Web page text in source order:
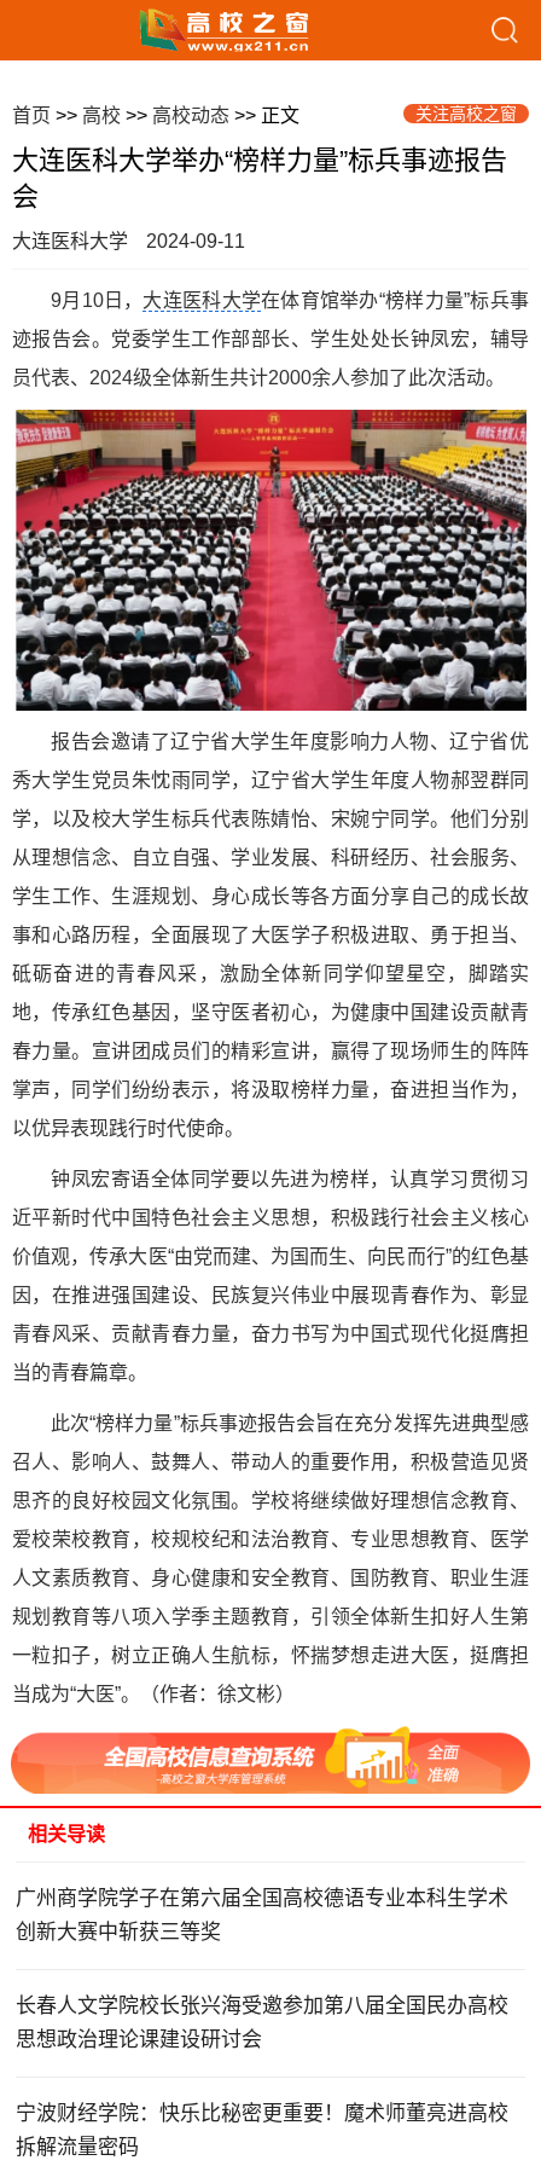
首页 >> 高校 >> 高校动态 >> 正文 关注高校之窗
大连医科大学举办“榜样力量”标兵事迹报告
会
大连医科大学 2024-09-11
9月10日， 大连医科大学在体育馆举办“榜样力量”标兵事
迹报告会。党委学生工作部部长、学生处处长钟凤宏，辅导
员代表、2024级全体新生共计2000余人参加了此次活动。
报告会邀请了辽宁省大学生年度影响力人物、辽宁省优
秀大学生党员朱忱雨同学，辽宁省大学生年度人物郝翌群同
学，以及校大学生标兵代表陈婧怡、宋婉宁同学。他们分别
从理想信念、自立自强、学业发展、科研经历、社会服务、
学生工作、生涯规划、身心成长等各方面分享自己的成长故
事和心路历程，全面展现了大医学子积极进取、勇于担当、
砥砺奋进的青春风采，激励全体新同学仰望星空，脚踏实
地，传承红色基因，坚守医者初心，为健康中国建设贡献青
春力量。宣讲团成员们的精彩宣讲，赢得了现场师生的阵阵
掌声，同学们纷纷表示，将汲取榜样力量，奋进担当作为，
以优异表现践行时代使命。
钟凤宏寄语全体同学要以先进为榜样，认真学习贯彻习
近平新时代中国特色社会主义思想，积极践行社会主义核心
价值观，传承大医“由党而建、为国而生、向民而行”的红色基
因，在推进强国建设、民族复兴伟业中展现青春作为、彰显
青春风采、贡献青春力量，奋力书写为中国式现代化挺膺担
当的青春篇章。
此次“榜样力量”标兵事迹报告会旨在充分发挥先进典型感
召人、影响人、鼓舞人、带动人的重要作用，积极营造见贤
思齐的良好校园文化氛围。学校将继续做好理想信念教育、
爱校荣校教育，校规校纪和法治教育、专业思想教育、医学
人文素质教育、身心健康和安全教育、国防教育、职业生涯
规划教育等八项入学季主题教育，引领全体新生扣好人生第
一粒扣子，树立正确人生航标，怀揣梦想走进大医，挺膺担
当成为“大医”。（作者：徐文彬）
相关导读
广州商学院学子在第六届全国高校德语专业本科生学术
创新大赛中斩获三等奖
长春人文学院校长张兴海受邀参加第八届全国民办高校
思想政治理论课建设研讨会
宁波财经学院：快乐比秘密更重要！魔术师董亮进高校
拆解流量密码